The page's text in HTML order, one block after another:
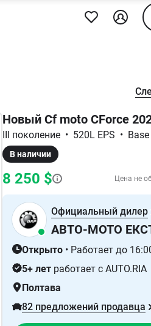
Новый Cf moto CForce
III поколение • 520L EPS • Base
В наличии
8 250 $ Цена не
Официальный дилер
АВТО-МОТО
Открыто • Работает до
5+ лет работает с AUTO.RIA
Полтава
82 предложений продавца